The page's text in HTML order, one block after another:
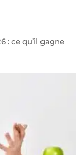
: ce qu’il gagne